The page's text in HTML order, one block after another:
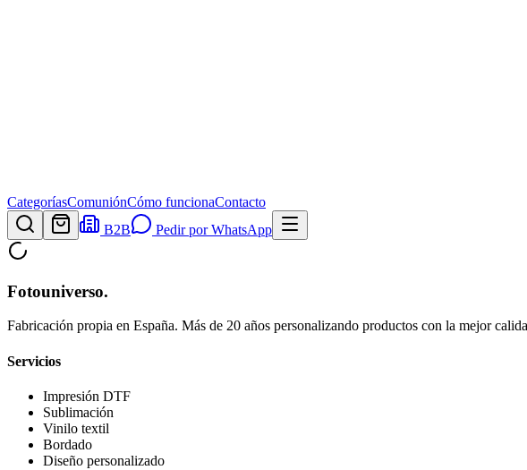
CategoríasComuniónCómo funcionaContacto
B2B
Pedir por WhatsApp
Fotouniverso.
Fabricación propia en España. Más de 20 años personalizando productos con la mejor
Servicios
Impresión DTF
Sublimación
Vinilo textil
Bordado
Diseño personalizado